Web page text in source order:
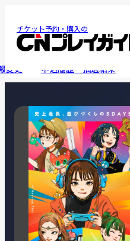
チケット予約・購入の
変更 申込履歴・抽選結果